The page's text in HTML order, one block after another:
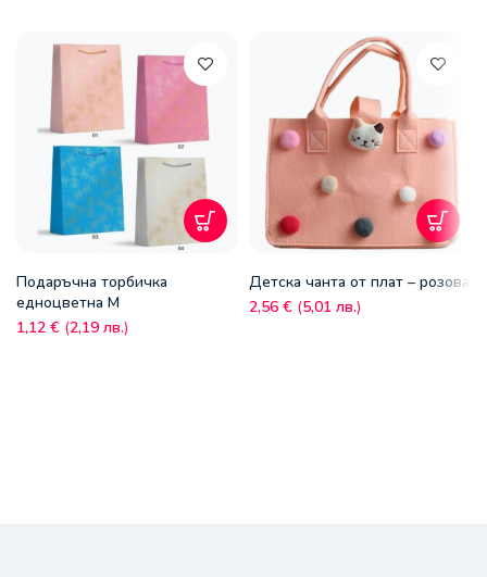
Подаръчна торбичка
едноцветна М
1,12 € (2,19 лв.)
Детска чанта от плат – розова
2,56 € (5,01 лв.)